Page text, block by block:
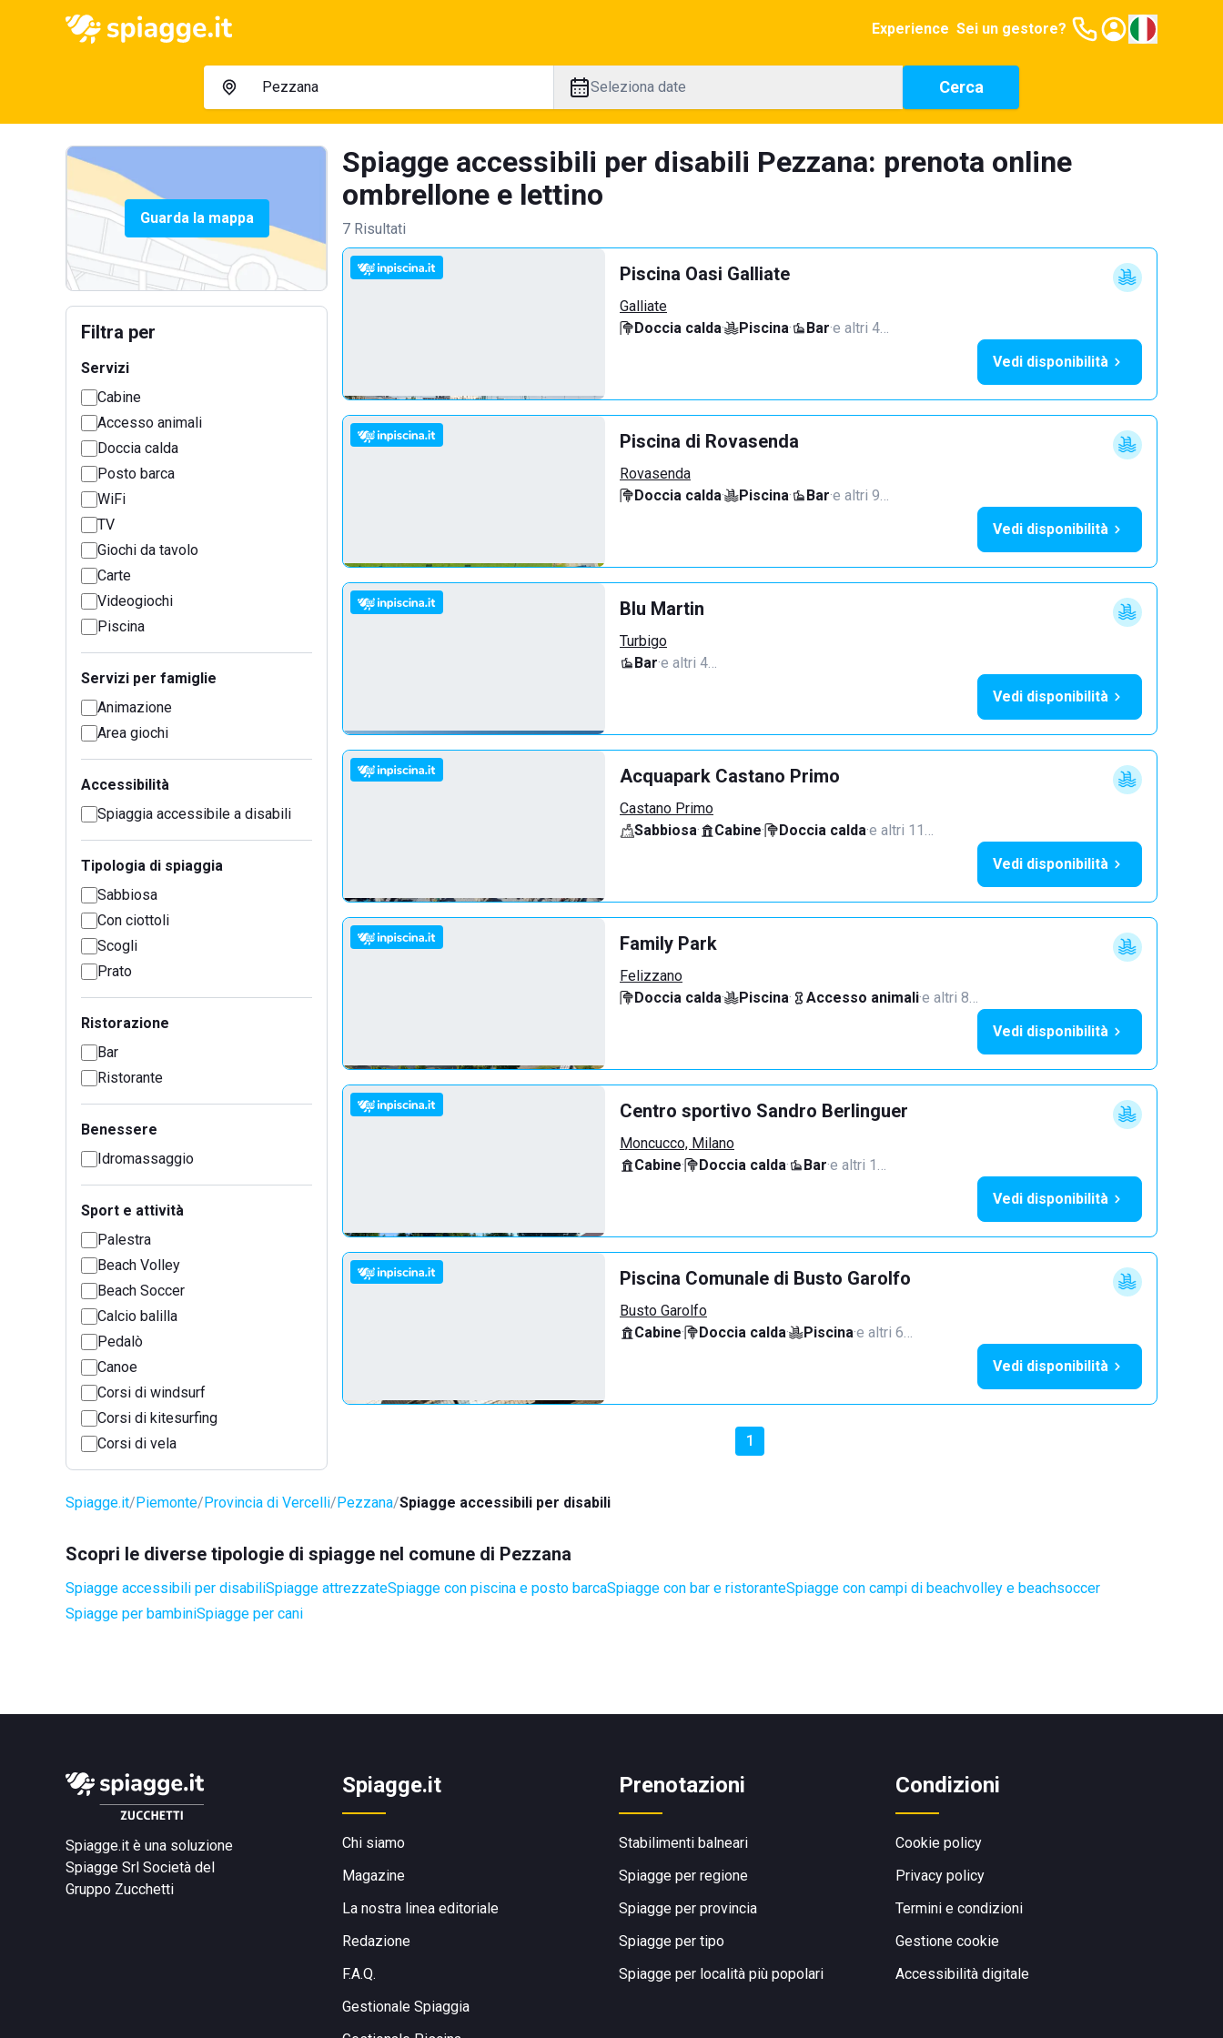
Experience Sei un gestore?
Seleziona date Cerca
Guarda la mappa
Filtra per
Servizi
Cabine
Accesso animali
Doccia calda
Posto barca
WiFi
TV
Giochi da tavolo
Carte
Videogiochi
Piscina
Servizi per famiglie
Animazione
Area giochi
Accessibilità
Spiaggia accessibile a disabili
Tipologia di spiaggia
Sabbiosa
Con ciottoli
Scogli
Prato
Ristorazione
Bar
Ristorante
Benessere
Idromassaggio
Sport e attività
Palestra
Beach Volley
Beach Soccer
Calcio balilla
Pedalò
Canoe
Corsi di windsurf
Corsi di kitesurfing
Corsi di vela
Spiagge accessibili per disabili Pezzana: prenota online
ombrellone e lettino
7 Risultati
Piscina Oasi Galliate
Galliate
Doccia calda· Piscina· Bar·e altri 4…
Vedi disponibilità
Piscina di Rovasenda
Rovasenda
Doccia calda· Piscina· Bar·e altri 9…
Vedi disponibilità
Blu Martin
Turbigo
Bar·e altri 4…
Vedi disponibilità
Acquapark Castano Primo
Castano Primo
Sabbiosa· Cabine· Doccia calda·e altri 11…
Vedi disponibilità
Family Park
Felizzano
Doccia calda· Piscina· Accesso animali·e altri 8…
Vedi disponibilità
Centro sportivo Sandro Berlinguer
Moncucco, Milano
Cabine· Doccia calda· Bar·e altri 1…
Vedi disponibilità
Piscina Comunale di Busto Garolfo
Busto Garolfo
Cabine· Doccia calda· Piscina·e altri 6…
Vedi disponibilità
1
Spiagge.it Piemonte Provincia di Vercelli Pezzana Spiagge accessibili per disabili
Scopri le diverse tipologie di spiagge nel comune di Pezzana
Spiagge accessibili per disabiliSpiagge attrezzateSpiagge con piscina e posto barcaSpiagge con bar e ristoranteSpiagge con campi di beachvolley e beachsoccer
Spiagge per bambiniSpiagge per cani
Spiagge.it è una soluzione
Spiagge Srl Società del
Gruppo Zucchetti
Spiagge.it
Chi siamo
Magazine
La nostra linea editoriale
Redazione
F.A.Q.
Gestionale Spiaggia
Prenotazioni
Stabilimenti balneari
Spiagge per regione
Spiagge per provincia
Spiagge per tipo
Spiagge per località più popolari
Condizioni
Cookie policy
Privacy policy
Termini e condizioni
Gestione cookie
Accessibilità digitale